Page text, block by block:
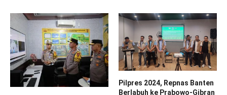
Pilpres 2024, Repnas Banten
Berlabuh ke Prabowo-Gibran